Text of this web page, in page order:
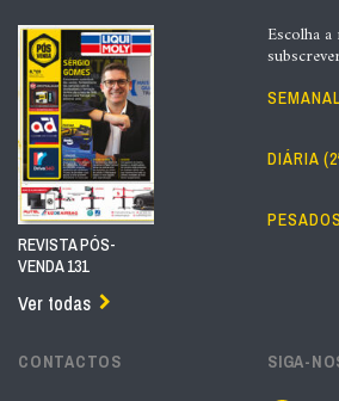
REVISTA PÓS-
VENDA 131
Ver todas
Escolha
SEMANAL
DIÁRIA
PESADOS
CONTACTOS SIGA-